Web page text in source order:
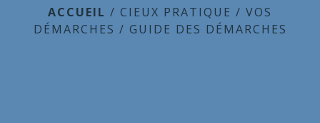
ACCUEIL / CIEUX PRATIQUE / VOS
DÉMARCHES / GUIDE DES DÉMARCHES